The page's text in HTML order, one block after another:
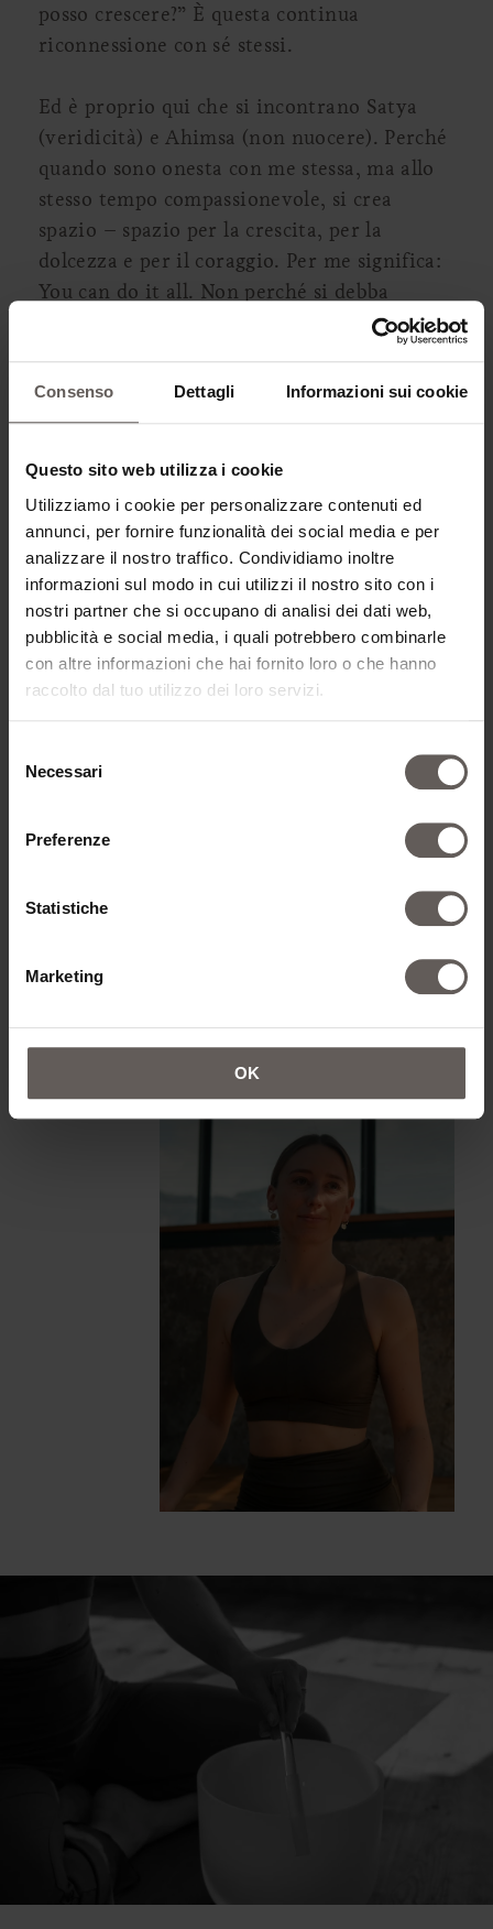
Consenso Dettagli Informazioni sui cookie
Questo sito web utilizza i cookie
Utilizziamo i cookie per personalizzare contenuti ed
annunci, per fornire funzionalità dei social media e per
analizzare il nostro traffico. Condividiamo inoltre
informazioni sul modo in cui utilizzi il nostro sito con i
nostri partner che si occupano di analisi dei dati web,
pubblicità e social media, i quali potrebbero combinarle
con altre informazioni che hai fornito loro o che hanno
raccolto dal tuo utilizzo dei loro servizi.
delNecessari
Preferenze
Statistiche
Marketing
OK
posso crescere?” È questa continua
riconnessione con sé stessi.
Ed è proprio qui che si incontrano Satya
(veridicità) e Ahimsa (non nuocere). Perché
quando sono onesta con me stessa, ma allo
stesso tempo compassionevole, si crea
spazio – spazio per la crescita, per la
dolcezza e per il coraggio. Per me significa:
You can do it all. Non perché si debba
dimostrare qualcosa, ma perché tutto è già